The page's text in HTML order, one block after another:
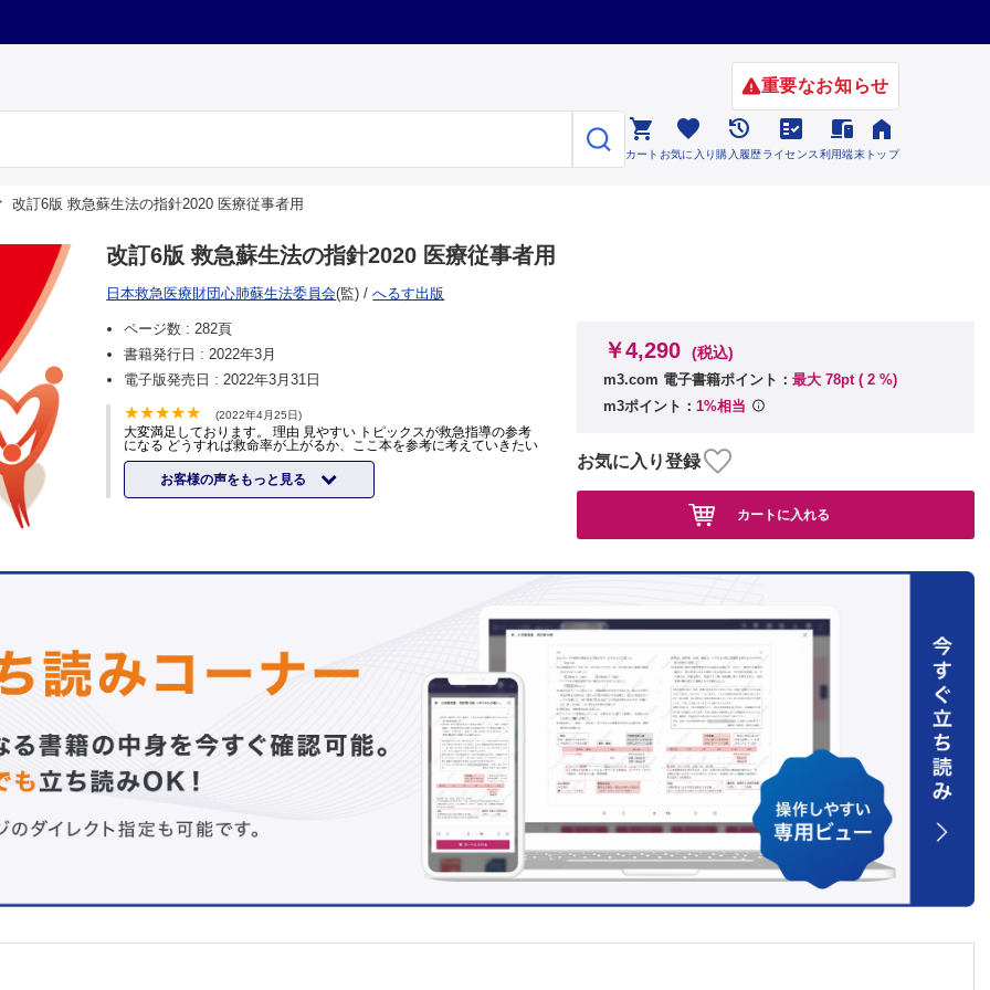
重要なお知らせ

カート

お気に入り

購入履歴

ライセンス

利用端末

トップ
改訂6版 救急蘇生法の指針2020 医療従事者用
改訂6版 救急蘇生法の指針2020 医療従事者用
日本救急医療財団心肺蘇生法委員会(監) /へるす出版
ページ数 :282頁
書籍発行日 :2022年3月
電子版発売日 :2022年3月31日
(2022年4月25日)
大変満足しております。 理由 見やすい トピックスが救急指導の参考
になる どうすれば救命率が上がるか、ここ本を参考に考えていきたい
お客様の声をもっと見る
￥4,290 (税込)
m3.com 電子書籍ポイント： 最大 78pt ( 2 %)
m3ポイント： 1%相当
お気に入り登録
カートに入れる